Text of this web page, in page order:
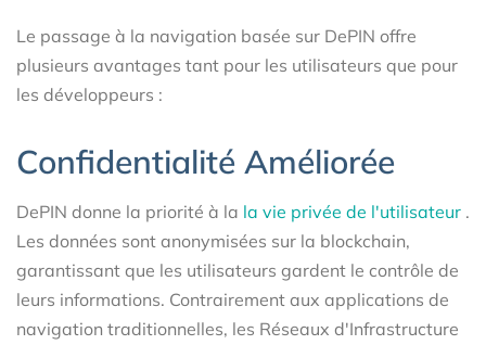
Le passage à la navigation basée sur DePIN offre
plusieurs avantages tant pour les utilisateurs que pour
les développeurs :
Confidentialité Améliorée
DePIN donne la priorité à la la vie privée de l'utilisateur .
Les données sont anonymisées sur la blockchain,
garantissant que les utilisateurs gardent le contrôle de
leurs informations. Contrairement aux applications de
navigation traditionnelles, les Réseaux d'Infrastructure